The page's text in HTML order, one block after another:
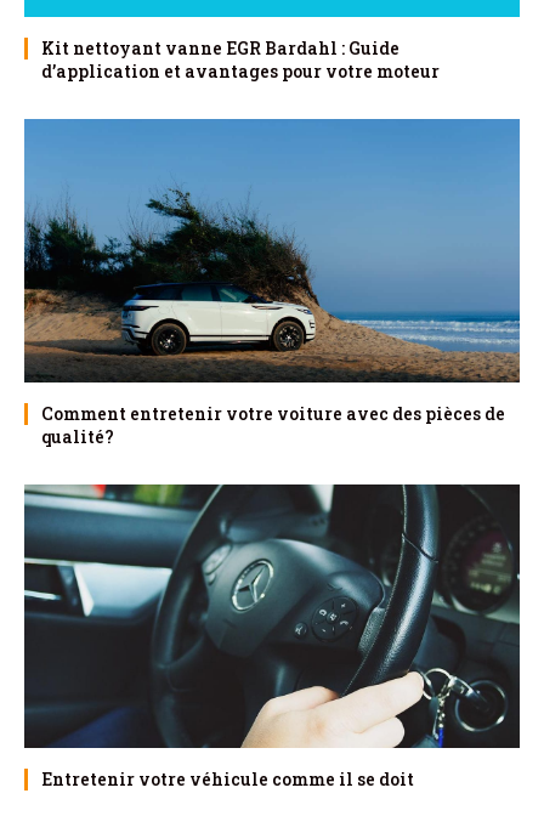
Kit nettoyant vanne EGR Bardahl : Guide
d’application et avantages pour votre moteur
Comment entretenir votre voiture avec des pièces de
qualité?
Entretenir votre véhicule comme il se doit